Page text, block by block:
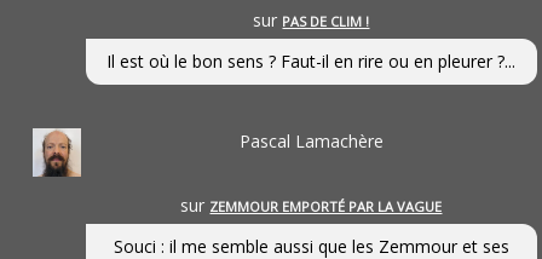
sur PAS DE CLIM !
Il est où le bon sens ? Faut-il en rire ou en pleurer ?...
Pascal Lamachère
sur ZEMMOUR EMPORTÉ PAR LA VAGUE
Souci : il me semble aussi que les Zemmour et ses